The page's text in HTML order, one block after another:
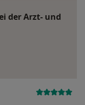
der Arzt- und